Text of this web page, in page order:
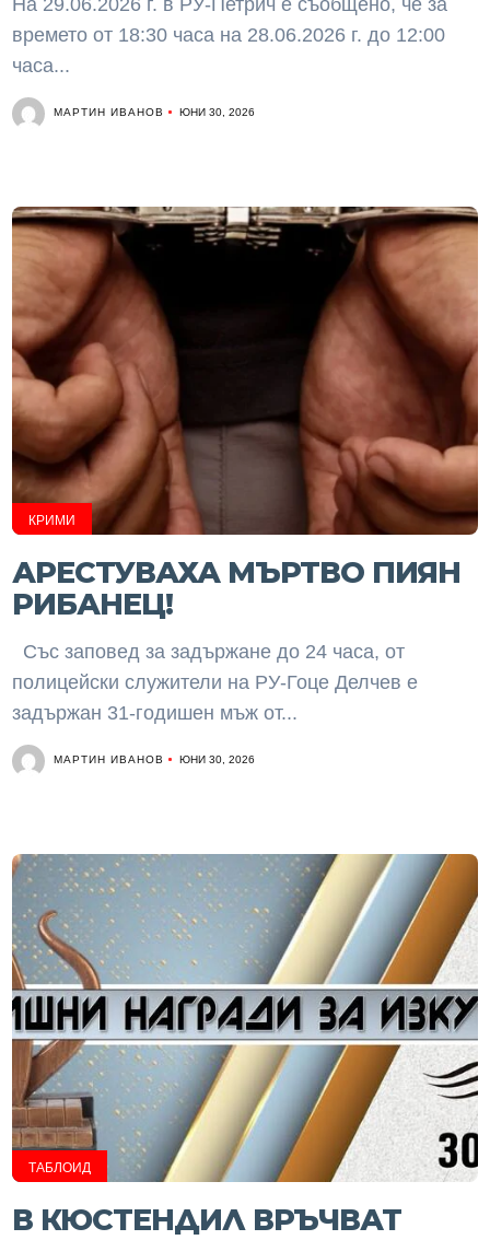
На 29.06.2026 г. в РУ-Петрич е съобщено, че за
времето от 18:30 часа на 28.06.2026 г. до 12:00
часа...
МАРТИН ИВАНОВ ЮНИ 30, 2026
КРИМИ
АРЕСТУВАХА МЪРТВО ПИЯН
РИБАНЕЦ!
Със заповед за задържане до 24 часа, от
полицейски служители на РУ-Гоце Делчев е
задържан 31-годишен мъж от...
МАРТИН ИВАНОВ ЮНИ 30, 2026
ТАБЛОИД
В КЮСТЕНДИЛ ВРЪЧВАТ